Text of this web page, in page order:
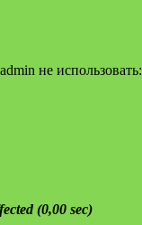
не использовать:
(0,00 sec)